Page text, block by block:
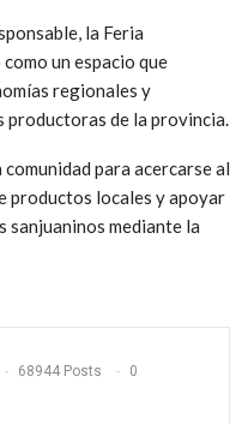
la Feria
un espacio que
regionales y
productoras de la provincia.
para acercarse al
productos locales y apoyar
sanjuaninos mediante la
68944 Posts 0